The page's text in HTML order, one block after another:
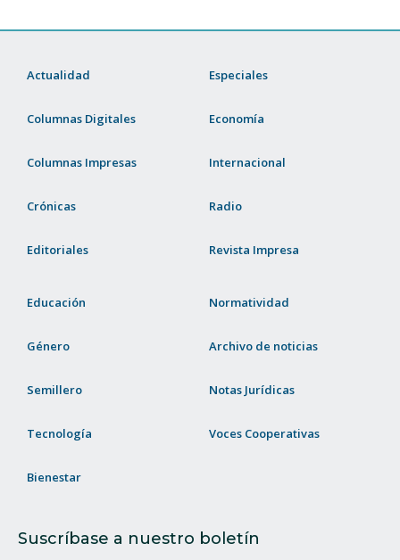
Actualidad
Columnas Digitales
Columnas Impresas
Crónicas
Editoriales
Especiales
Economía
Internacional
Radio
Revista Impresa
Educación
Género
Semillero
Tecnología
Bienestar
Normatividad
Archivo de noticias
Notas Jurídicas
Voces Cooperativas
Suscríbase a nuestro boletín